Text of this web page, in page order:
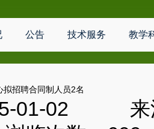
公告 技术服务 教学
招聘合同制人员2名
01-02